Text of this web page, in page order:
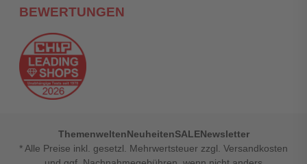
BEWERTUNGEN
ThemenweltenNeuheitenSALENewsletter
* Alle Preise inkl. gesetzl. Mehrwertsteuer zzgl. Versandkosten